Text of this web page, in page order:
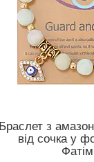
Браслет з
від сочка у